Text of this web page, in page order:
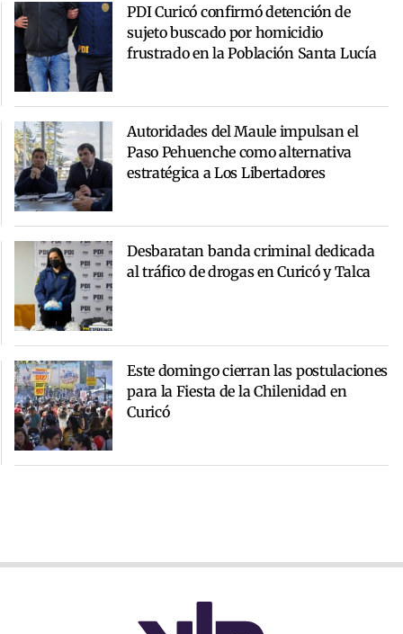
PDI Curicó confirmó detención de
sujeto buscado por homicidio
frustrado en la Población Santa Lucía
Autoridades del Maule impulsan el
Paso Pehuenche como alternativa
estratégica a Los Libertadores
Desbaratan banda criminal dedicada
al tráfico de drogas en Curicó y Talca
Este domingo cierran las postulaciones
para la Fiesta de la Chilenidad en
Curicó